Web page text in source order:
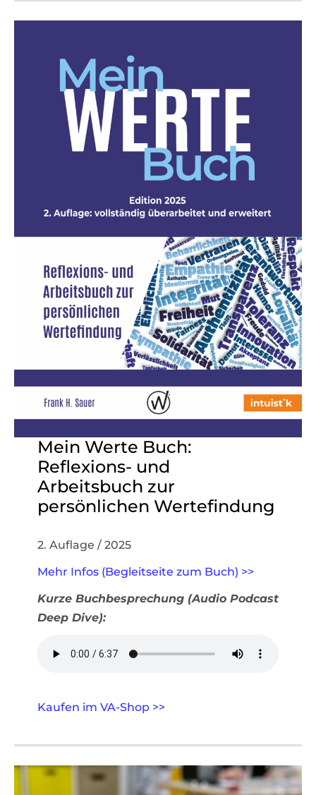
Mein Werte Buch:
Reflexions- und
Arbeitsbuch zur
persönlichen Wertefindung
2. Auflage / 2025
Mehr Infos (Begleitseite zum Buch) >>
Kurze Buchbesprechung (Audio Podcast
Deep Dive):
Kaufen im VA-Shop >>